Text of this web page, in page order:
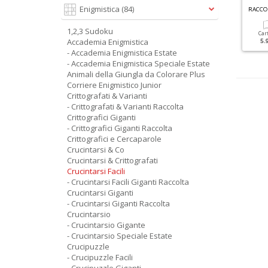
C
RUCINTARSI GIGANTI RACCOLTA N.3
Digitale
2.90 €
FACILI CRUCIVERBA SPECIALE N.2
1.80 €
Enigmistica (84)
1,2,3 Sudoku
Accademia Enigmistica
- Accademia Enigmistica Estate
- Accademia Enigmistica Speciale Estate
Animali della Giungla da Colorare Plus
Corriere Enigmistico Junior
Crittografati & Varianti
- Crittografati & Varianti Raccolta
Crittografici Giganti
- Crittografici Giganti Raccolta
Crittografici e Cercaparole
Crucintarsi & Co
Crucintarsi & Crittografati
Crucintarsi Facili
- Crucintarsi Facili Giganti Raccolta
Crucintarsi Giganti
- Crucintarsi Giganti Raccolta
Crucintarsio
- Crucintarsio Gigante
- Crucintarsio Speciale Estate
Crucipuzzle
- Crucipuzzle Facili